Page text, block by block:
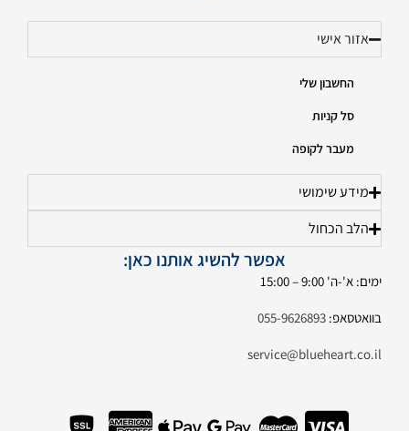
אזור אישי
החשבון שלי
סל קניות
מעבר לקופה
מידע שימושי
הלב הכחול
אפשר להשיג אותנו כאן:
ימים: א'-ה' 9:00 – 15:00
בוואטסאפ: 055-9626893
service@blueheart.co.il